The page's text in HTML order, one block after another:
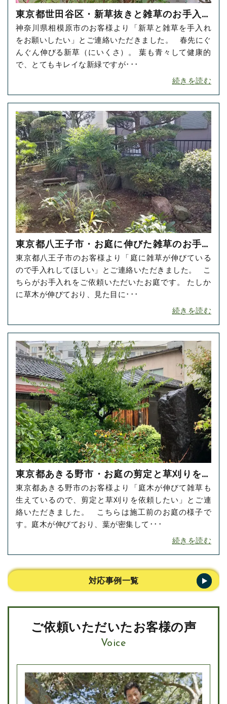
東京都世田谷区・新草抜きと雑草のお手入れ
をご依頼いただきました！
神奈川県相模原市のお客様より「新草と雑草を手入れ
をお願いしたい」とご連絡いただきました。 春先にぐ
んぐん伸びる新草（にいくさ）。 葉も青々して健康的
で、とてもキレイな新緑ですが･･･
続きを読む
東京都八王子市・お庭に伸びた雑草のお手入
れをご依頼いただきました！
東京都八王子市のお客様より「庭に雑草が伸びている
ので手入れしてほしい」とご連絡いただきました。 こ
ちらがお手入れをご依頼いただいたお庭です。 たしか
に草木が伸びており、見た目に･･･
続きを読む
東京都あきる野市・お庭の剪定と草刈りをご
依頼いただきました！
東京都あきる野市のお客様より「庭木が伸びて雑草も
生えているので、剪定と草刈りを依頼したい」とご連
絡いただきました。 こちらは施工前のお庭の様子で
す。庭木が伸びており、葉が密集して･･･
続きを読む
対応事例一覧
ご依頼いただいたお客様の声
Voice